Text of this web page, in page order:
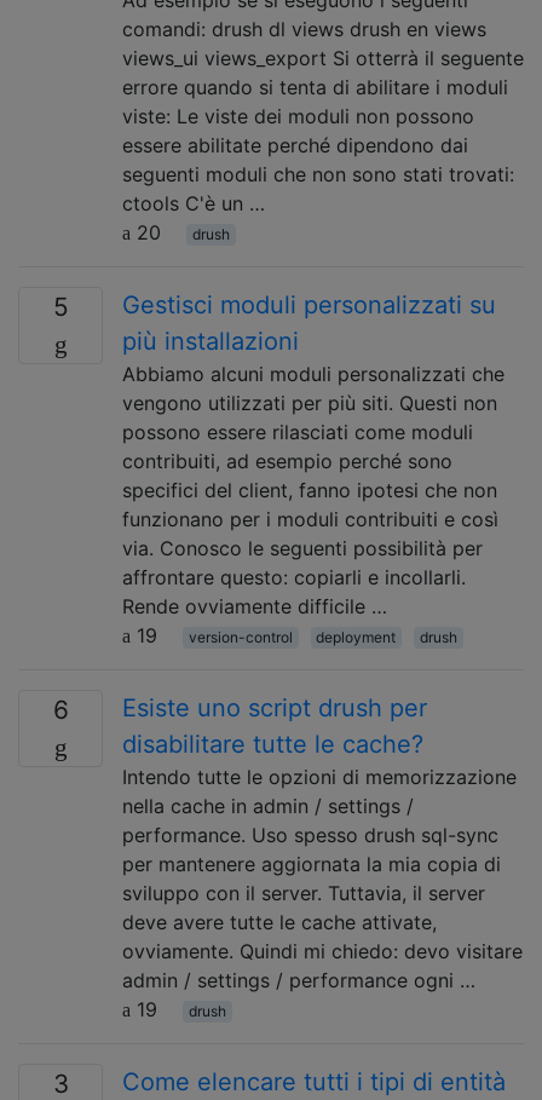
comandi: drush dl views drush en views
views_ui views_export Si otterrà il seguente
errore quando si tenta di abilitare i moduli
viste: Le viste dei moduli non possono
essere abilitate perché dipendono dai
seguenti moduli che non sono stati trovati:
ctools C'è un …
20
drush
5
Gestisci moduli personalizzati su
più installazioni
Abbiamo alcuni moduli personalizzati che
vengono utilizzati per più siti. Questi non
possono essere rilasciati come moduli
contribuiti, ad esempio perché sono
specifici del client, fanno ipotesi che non
funzionano per i moduli contribuiti e così
via. Conosco le seguenti possibilità per
affrontare questo: copiarli e incollarli.
Rende ovviamente difficile …
19
version-control deployment drush
6
Esiste uno script drush per
disabilitare tutte le cache?
Intendo tutte le opzioni di memorizzazione
nella cache in admin / settings /
performance. Uso spesso drush sql-sync
per mantenere aggiornata la mia copia di
sviluppo con il server. Tuttavia, il server
deve avere tutte le cache attivate,
ovviamente. Quindi mi chiedo: devo visitare
admin / settings / performance ogni …
19
drush
3
Come elencare tutti i tipi di entità